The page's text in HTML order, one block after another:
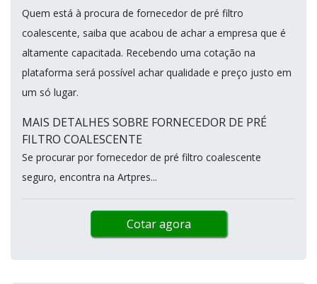
Quem está à procura de fornecedor de pré filtro
coalescente, saiba que acabou de achar a empresa que é
altamente capacitada. Recebendo uma cotação na
plataforma será possível achar qualidade e preço justo em
um só lugar.
MAIS DETALHES SOBRE FORNECEDOR DE PRÉ
FILTRO COALESCENTE
Se procurar por fornecedor de pré filtro coalescente
seguro, encontra na Artpres...
Cotar agora